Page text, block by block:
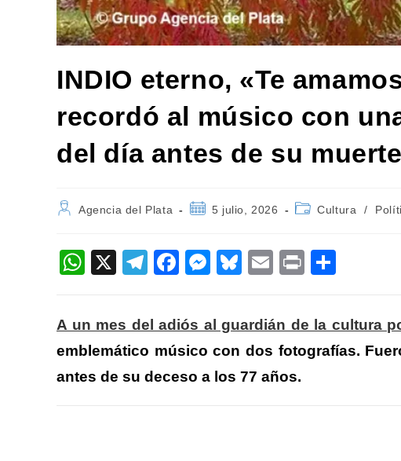
INDIO eterno, «Te
recordó al músico con
del día antes de su muerte
Autor
entrada:
Agencia del Plata
Publicación
entrada:
5 julio, 2026
Categoría
entrada:
Cultura /
W
s
A
p
X
T
e
gr
a
m
F
c
e
b
o
M
ss
e
n
g
Bl
sk
y
E
ail
Pr
m
p
ar
A un mes del adiós al guardián de la cultura
emblemático músico con dos fotografías.
antes de su deceso a los 77 años.